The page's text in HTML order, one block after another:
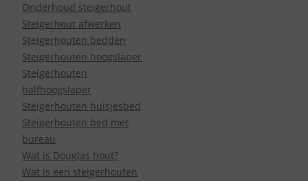
Onderhoud steigerhout
Steigerhout afwerken
Steigerhouten bedden
Steigerhouten hoogslaper
Steigerhouten
halfhoogslaper
Steigerhouten huisjesbed
Steigerhouten bed met
bureau
Wat is Douglas hout?
Wat is een steigerhouten